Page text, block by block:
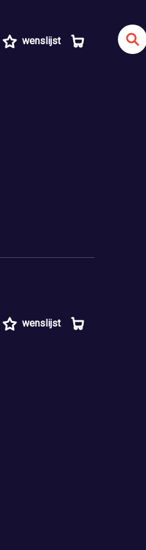
wenslijst
wenslijst